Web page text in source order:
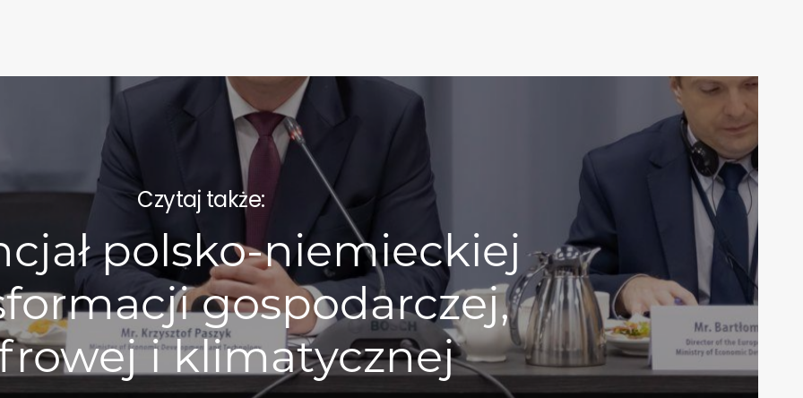
Czytaj także:
polsko-niemieckiej
gospodarczej,
i klimatycznej